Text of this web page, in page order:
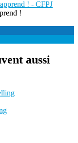
!
aussi